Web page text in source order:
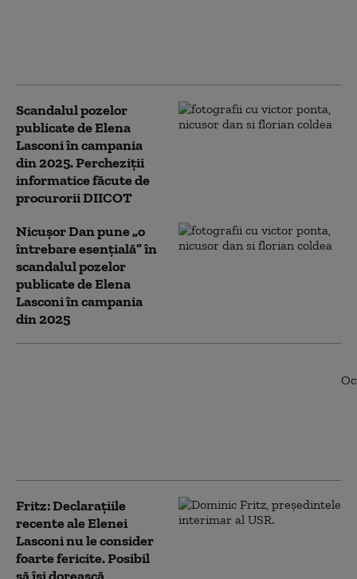
Scandalul pozelor
publicate de Elena
Lasconi în campania
din 2025. Percheziții
informatice făcute de
procurorii DIICOT
Nicușor Dan pune „o
întrebare esențială” în
scandalul pozelor
publicate de Elena
Lasconi în campania
din 2025
Fritz: Declarațiile
recente ale Elenei
Lasconi nu le consider
foarte fericite. Posibil